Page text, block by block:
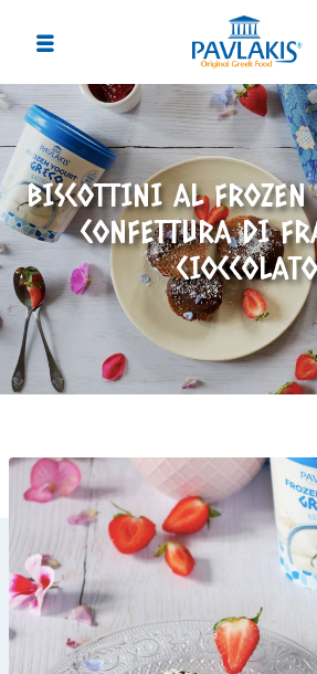
BISCOTTINI AL FROZEN
CONFETTURA DI
CIOCCOLATO